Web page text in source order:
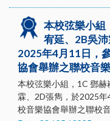
本校弦樂小組
宥延、2B吳
2025年4月11日，
協會舉辦之聯校音
本校弦樂小組，1C 鄧
霖、2D張雋，於2025
校音樂協會舉辦之聯校